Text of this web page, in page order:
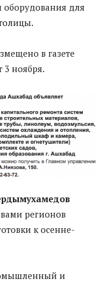
оборудования для
в газете
3 ноября.
регионов
к осенне-
и